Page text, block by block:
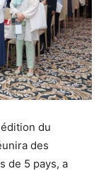
du
des
de 5 pays, a